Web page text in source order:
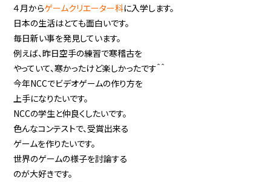
４月からゲームクリエーター科に入学します。
日本の生活はとても面白いです。
毎日新い事を発見しています。
例えば、昨日空手の練習で寒稽古を
やっていて、寒かったけど楽しかったです＾＾
今年NCCでビデオゲームの作り方を
上手になりたいです。
NCCの学生と仲良くしたいです。
色んなコンテストで、受賞出来る
ゲームを作りたいです。
世界のゲームの様子を討論する
のが大好きです。